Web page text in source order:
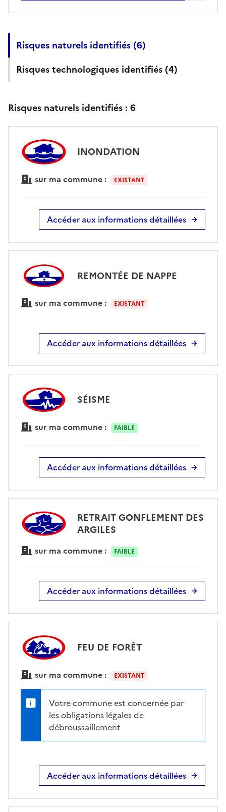
Risques naturels identifiés (6)
Risques technologiques identifiés (4)
Risques naturels identifiés : 6
INONDATION
sur ma commune : EXISTANT
Accéder aux informations détaillées
REMONTÉE DE NAPPE
sur ma commune : EXISTANT
Accéder aux informations détaillées
SÉISME
sur ma commune : FAIBLE
Accéder aux informations détaillées
RETRAIT GONFLEMENT DES
ARGILES
sur ma commune : FAIBLE
Accéder aux informations détaillées
FEU DE FORÊT
sur ma commune : EXISTANT
Votre commune est concernée par
les obligations légales de
débroussaillement
Accéder aux informations détaillées